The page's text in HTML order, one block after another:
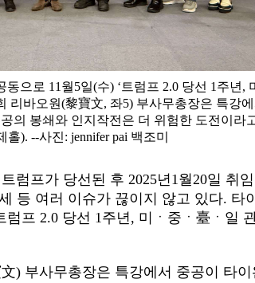
으로 11월5일(수) ‘트럼프 2.0 당선 1주년,
리바오원(黎寶文, 좌5) 부사무총장은 특강
의 봉쇄와 인지작전은 더 위험한 도전이라
홀). --사진: jennifer pai 백조미
럼프가 당선된 후 2025년 1 월 20일 취
등 여러 이슈가 끊이지 않고 있다. 타
럼프 2.0 당선 1 주년 , 미ㆍ중ㆍ臺 ㆍ일
) 부사무총장은 특강에서 중공이 타